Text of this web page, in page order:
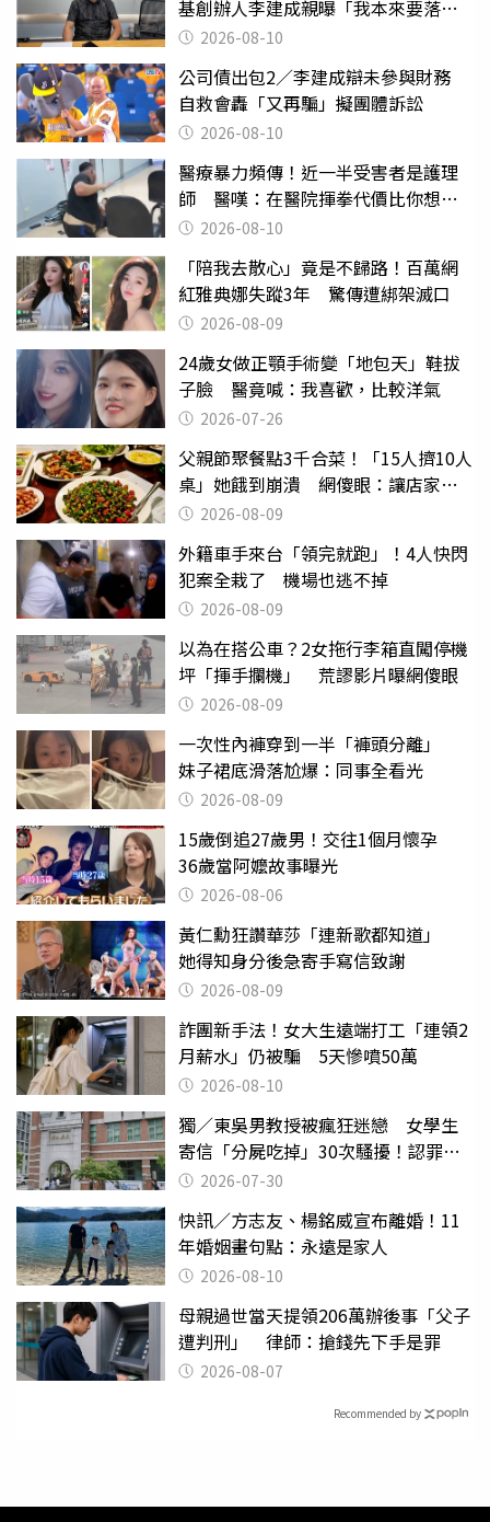
基創辦人李建成親曝「我本來要落
跑」2026-08-10
公司債出包2／李建成辯未參與財務
自救會轟「又再騙」擬團體訴訟
2026-08-10
醫療暴力頻傳！近一半受害者是護理
師 醫嘆：在醫院揮拳代價比你想像
的還要大
2026-08-10
「陪我去散心」竟是不歸路！百萬網
紅雅典娜失蹤3年 驚傳遭綁架滅口
2026-08-09
24歲女做正顎手術變「地包天」鞋拔
子臉 醫竟喊：我喜歡，比較洋氣
2026-07-26
父親節聚餐點3千合菜！「15人擠10人
桌」她餓到崩潰 網傻眼：讓店家看
笑話2026-08-09
外籍車手來台「領完就跑」！4人快閃
犯案全栽了 機場也逃不掉
2026-08-09
以為在搭公車？2女拖行李箱直闖停機
坪「揮手攔機」 荒謬影片曝網傻眼
2026-08-09
一次性內褲穿到一半「褲頭分離」
妹子裙底滑落尬爆：同事全看光
2026-08-09
15歲倒追27歲男！交往1個月懷孕
36歲當阿嬤故事曝光
2026-08-06
黃仁勳狂讚華莎「連新歌都知道」
她得知身分後急寄手寫信致謝
2026-08-09
詐團新手法！女大生遠端打工「連領2
月薪水」仍被騙 5天慘噴50萬
2026-08-10
獨／東吳男教授被瘋狂迷戀 女學生
寄信「分屍吃掉」30次騷擾！認罪免
關 2026-07-30
快訊／方志友、楊銘威宣布離婚！11
年婚姻畫句點：永遠是家人
2026-08-10
母親過世當天提領206萬辦後事「父子
遭判刑」 律師：搶錢先下手是罪
2026-08-07
Recommended by